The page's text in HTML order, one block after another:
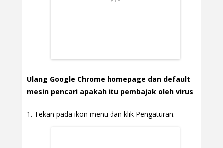
Ulang Google Chrome homepage dan default
mesin pencari apakah itu pembajak oleh virus
Tekan pada ikon menu dan klik Pengaturan.